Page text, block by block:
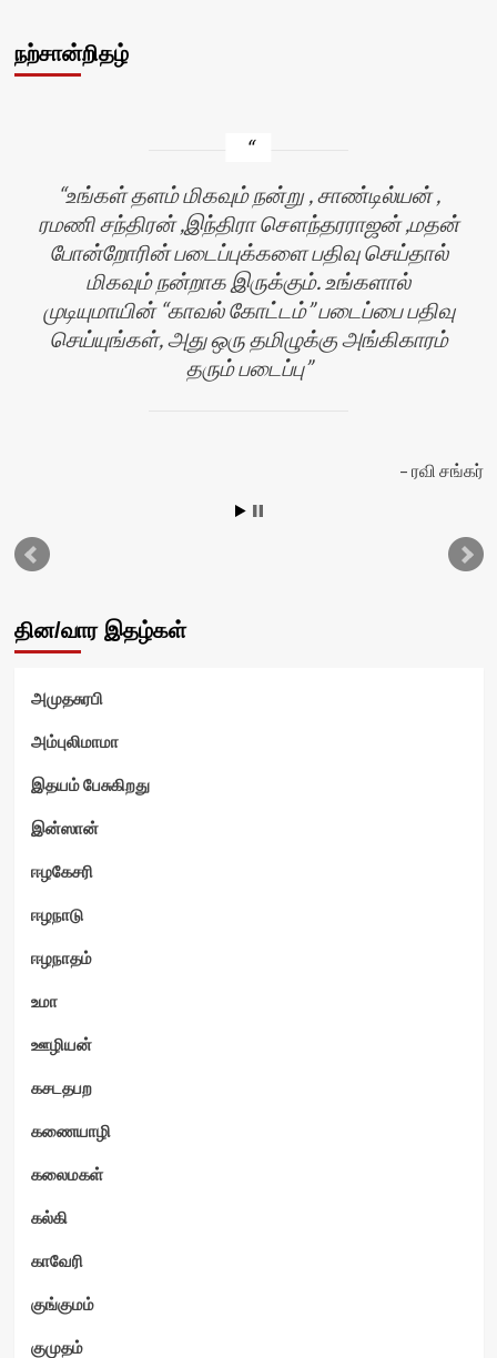
நற்சான்றிதழ்
உங்கள் தளம் மிகவும் நன்று , சாண்டில்யன் ,
ரமணி சந்திரன் ,இந்திரா சௌந்தரராஜன் ,மதன்
போன்றோரின் படைப்புக்களை பதிவு செய்தால்
மிகவும் நன்றாக இருக்கும். உங்களால்
முடியுமாயின் “காவல் கோட்டம்” படைப்பை பதிவு
செய்யுங்கள், அது ஒரு தமிழுக்கு அங்கிகாரம்
தரும் படைப்பு
ரவி சங்கர்
தின/வார இதழ்கள்
அமுதசுரபி
அம்புலிமாமா
இதயம் பேசுகிறது
இன்ஸான்
ஈழகேசரி
ஈழநாடு
ஈழநாதம்
உமா
ஊழியன்
கசடதபற
கணையாழி
கலைமகள்
கல்கி
காவேரி
குங்குமம்
குமுதம்